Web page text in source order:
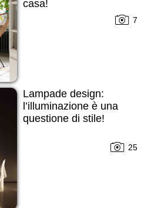
casa!
7
Lampade design:
l’illuminazione è una
questione di stile!
25